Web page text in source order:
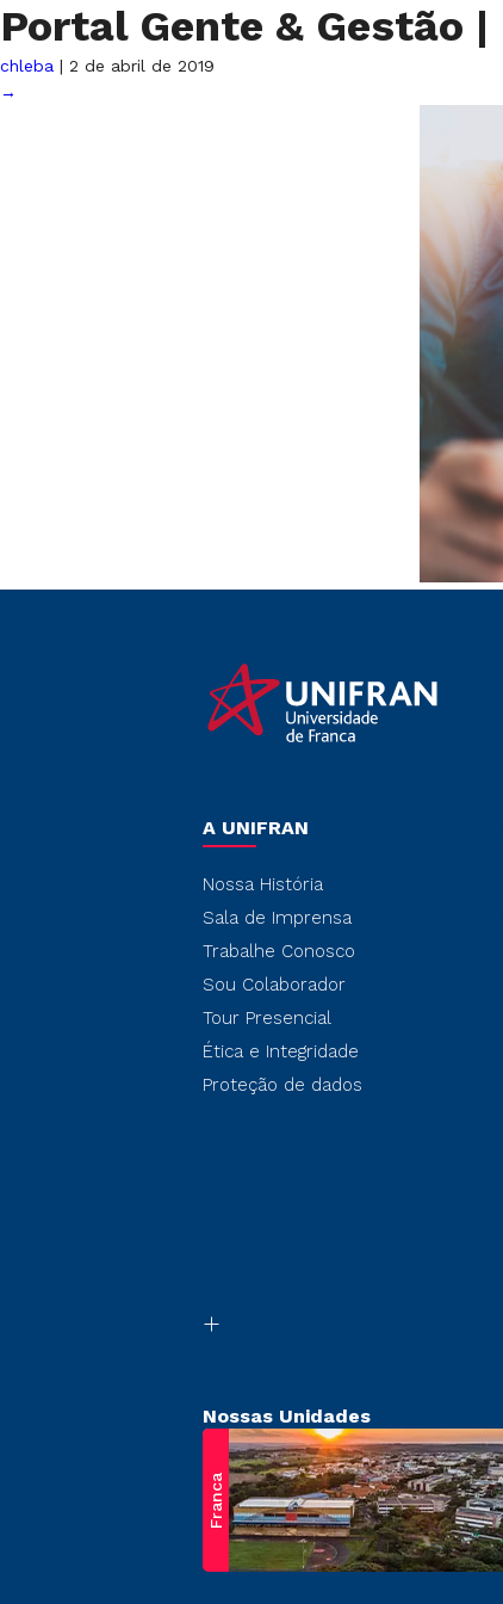
Portal Gente & Gestão |
chleba | 2 de abril de 2019
→
A UNIFRAN
Nossa História
Sala de Imprensa
Trabalhe Conosco
Sou Colaborador
Tour Presencial
Ética e Integridade
Proteção de dados
Nossas Unidades
Franca